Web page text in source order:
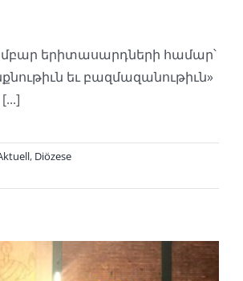
երիտասարդների համար՝
եւ բազմազանութիւն»
, Diözese